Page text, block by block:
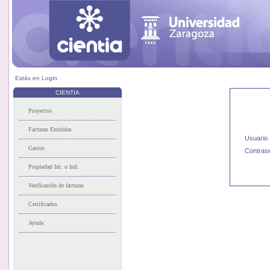
Estás en Login
CIENTIA
Usuario